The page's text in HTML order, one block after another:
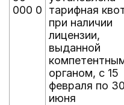
000 0
тарифная
при наличии
лицензии,
выданной
органом, с 15
февраля по 30
июня